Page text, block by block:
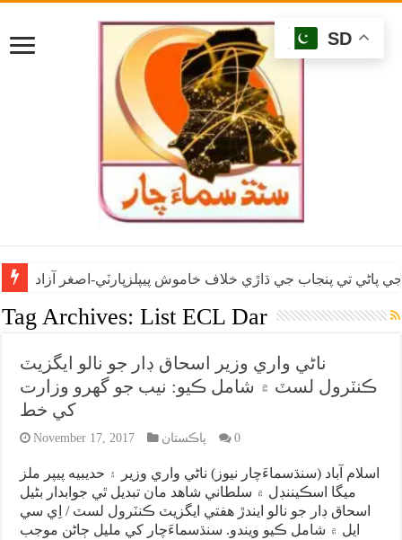
پاڻي تي پنجاب جي ڌاڙي خلاف خاموش پيپلزپارٽي-اصغر آزاد
Tag Archives:List ECL Dar
ناڻي واري وزير اسحاق ڊار جو نالو ايگزيٽ
ڪنٽرول لسٽ ۾ شامل ڪيو: نيب جو گهرو وزارت
کي خط
November 17, 2017 پاڪستان 0
اسلام آباد (سنڌسماءَچار نيوز) ناڻي واري وزير ۽ حديبيه پيپر ملز
ميگا اسڪيننڊل ۾ سلطاني شاهد مان تبديل ٿي جوابدار بڻيل
اسحاق ڊار جو نالو ايندڙ هفتي ايگزيٽ ڪنٽرول لسٽ / اِي سي
ايل ۾ شامل ڪيو ويندو. سنڌسماءَچار کي مليل ڄاڻن موجب
SD